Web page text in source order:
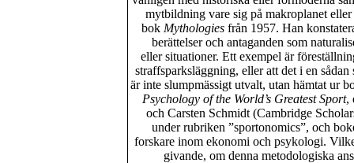
mytbildning vare sig på makroplanet
bok Mythologies från 1957. Han
berättelser och antaganden som
eller situationer. Ett exempel är
straffsparksläggning, eller att det i en
är inte slumpmässigt utvalt, utan hämtat ur
Psychology of the World’s Greatest Sport,
och Carsten Schmidt (Cambridge
under rubriken ”sportonomics”, och
forskare inom ekonomi och psykologi.
givande, om denna metodologiska